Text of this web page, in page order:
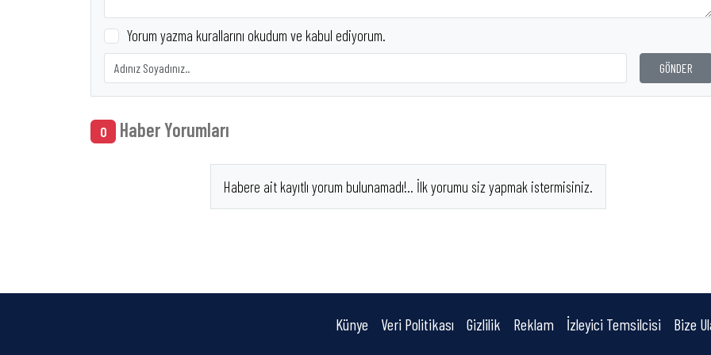
Yorum yazma kurallarını okudum ve kabul ediyorum.
GÖNDER
0 Haber Yorumları
Habere ait kayıtlı yorum bulunamadı!.. İlk yorumu siz yapmak istermisiniz.
Künye Veri Politikası Gizlilik Reklam İzleyici Temsilcisi Bize